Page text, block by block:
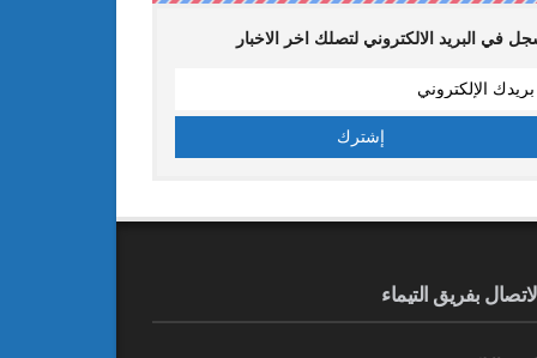
في البريد الالكتروني لتصلك اخر الاخبار
الاتصال بفريق التيماء